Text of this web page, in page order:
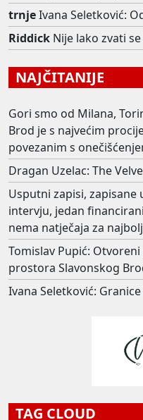
trnjeIvana Seletković:
Riddick Nije lako zvati
NAJČITANIJE
Gori smo od Milana,
Brod je s najvećim
povezanim s
Dragan Uzelac: The
Usputni zapisi, zapisane
intervju, jedan
nema natječaja za
Tomislav Pupić:
prostora Slavonskog
Ivana Seletković:
TAG CLOUD